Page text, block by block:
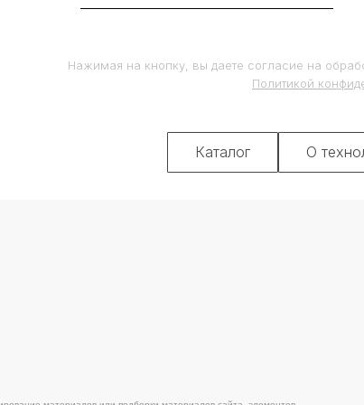
Нажимая на кнопку, вы даете согласие на
Политикой
Каталог О
материалов или подборки материалов сайта, элементов
разрешения правообладателя и только со ссылкой